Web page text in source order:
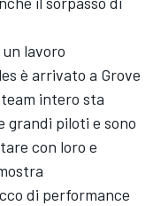
lavoro
è arrivato a Grove
intero sta
grandi piloti e sono
con loro e
di performance